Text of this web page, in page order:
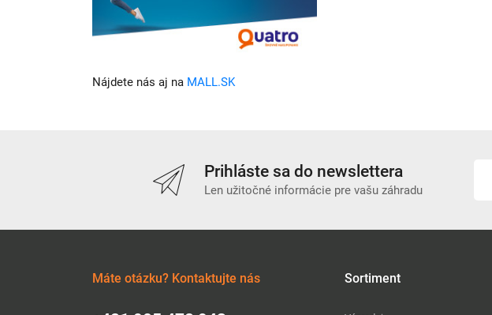
Nájdete nás aj na MALL.SK
Prihláste sa do newslettera
Len užitočné informácie pre vašu záhradu
Máte otázku? Kontaktujte nás Sortiment